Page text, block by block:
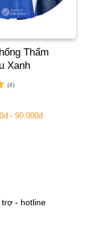
Thấm
Xanh
(4)
- 90.000đ
trợ - hotline